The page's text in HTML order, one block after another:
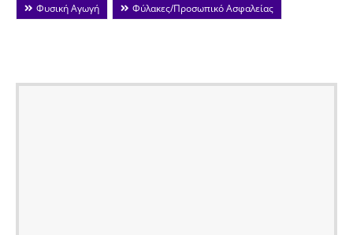
Φυσική Αγωγή
Φύλακες/Προσωπικό Ασφαλείας